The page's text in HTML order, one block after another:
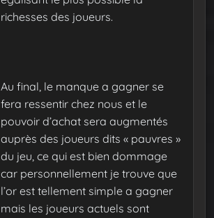
richesses des joueurs.
Au final, le manque a gagner se
fera ressentir chez nous et le
pouvoir d’achat sera augmentés
auprès des joueurs dits « pauvres »
du jeu, ce qui est bien dommage
car personnellement je trouve que
l’or est tellement simple a gagner
mais les joueurs actuels sont